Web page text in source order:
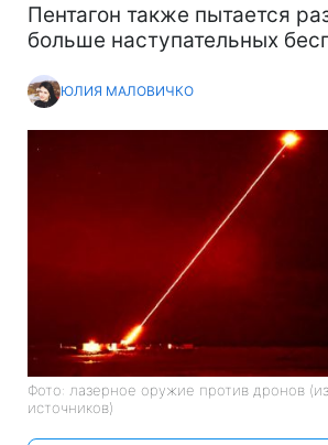
Пентагон также пытается
больше наступательных
ЮЛИЯ МАЛОВИЧКО
Фото: лазерное оружие против дронов
источников)